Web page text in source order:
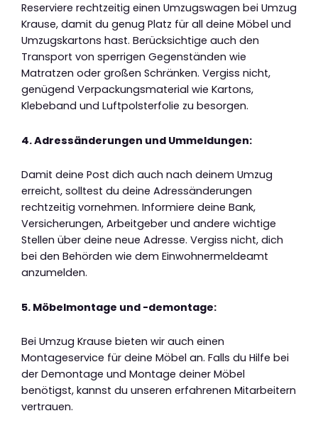
Reserviere rechtzeitig einen Umzugswagen bei Umzug
Krause, damit du genug Platz für all deine Möbel und
Umzugskartons hast. Berücksichtige auch den
Transport von sperrigen Gegenständen wie
Matratzen oder großen Schränken. Vergiss nicht,
genügend Verpackungsmaterial wie Kartons,
Klebeband und Luftpolsterfolie zu besorgen.
4. Adressänderungen und Ummeldungen:
Damit deine Post dich auch nach deinem Umzug
erreicht, solltest du deine Adressänderungen
rechtzeitig vornehmen. Informiere deine Bank,
Versicherungen, Arbeitgeber und andere wichtige
Stellen über deine neue Adresse. Vergiss nicht, dich
bei den Behörden wie dem Einwohnermeldeamt
anzumelden.
5. Möbelmontage und -demontage:
Bei Umzug Krause bieten wir auch einen
Montageservice für deine Möbel an. Falls du Hilfe bei
der Demontage und Montage deiner Möbel
benötigst, kannst du unseren erfahrenen Mitarbeitern
vertrauen.